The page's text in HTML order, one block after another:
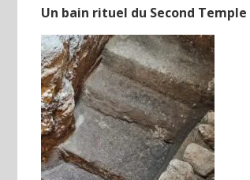
Un bain rituel du Second